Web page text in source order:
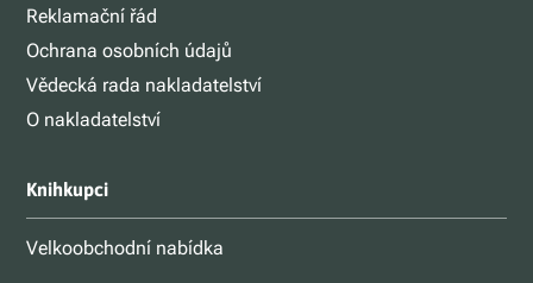
Reklamační řád
Ochrana osobních údajů
Vědecká rada nakladatelství
O nakladatelství
Knihkupci
Velkoobchodní nabídka